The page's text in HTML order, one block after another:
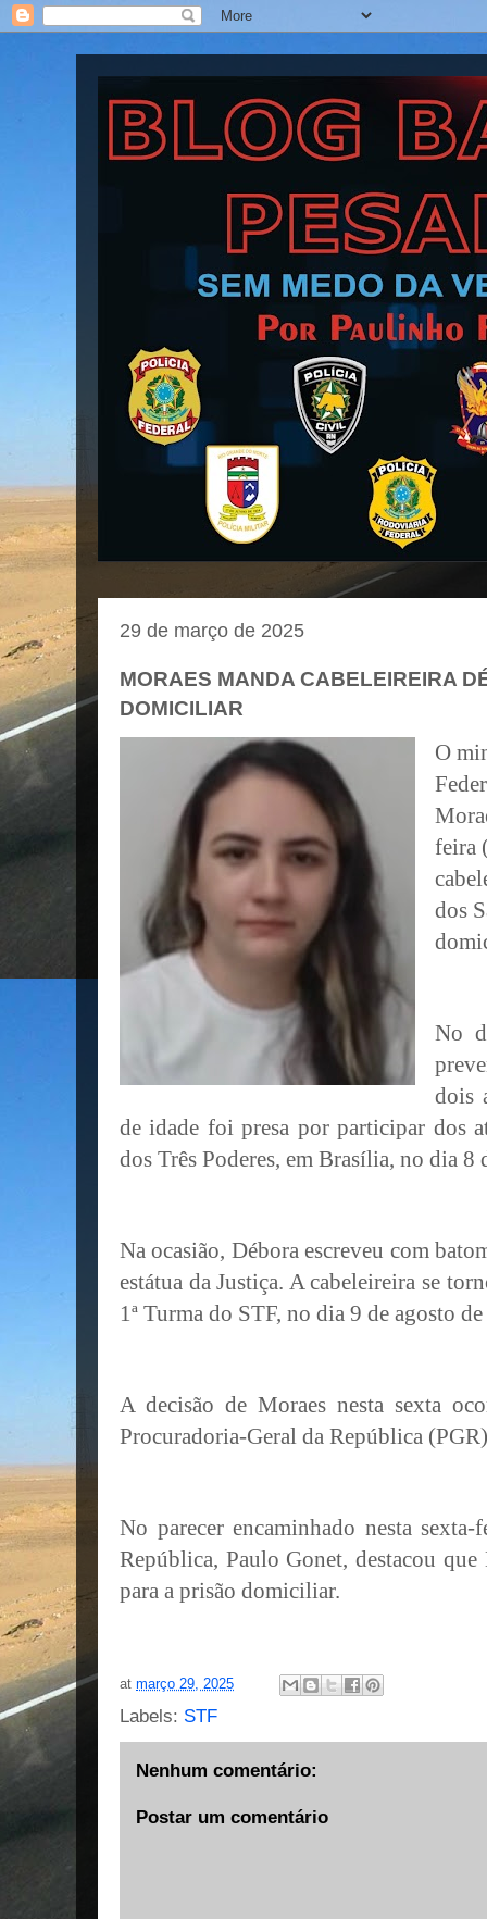
Blog Barra Pesada
29 de março de 2025
MORAES MANDA CABELEIREIRA
DOMICILIAR
O
feira
dos
No
dois
de idade foi presa por participar dos
dos Três Poderes, em Brasília, no dia
Na ocasião, Débora escreveu com
estátua da Justiça. A cabeleireira se
1ª Turma do STF, no dia 9 de agosto
A decisão de Moraes nesta sexta
Procuradoria-Geral da República
No parecer encaminhado nesta
República, Paulo Gonet, destacou
para a prisão domiciliar.
at março 29, 2025
Labels: STF
Nenhum comentário:
Postar um comentário